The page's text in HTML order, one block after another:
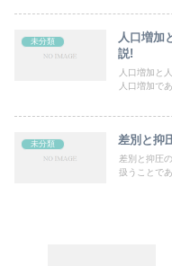
未分類
人口増加
説!
人口増加と
人口増加で
未分類 差別と抑
差別と抑圧
扱うことで